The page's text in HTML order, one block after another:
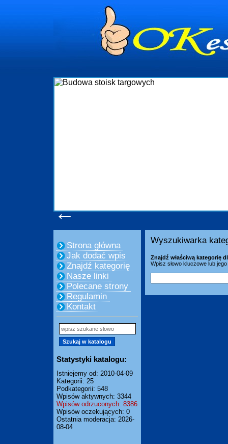
←
Strona główna
Jak dodać wpis
Znajdź kategorię
Nasze linki
Polecane strony
Regulamin
Kontakt
Statystyki katalogu:
Istniejemy od: 2010-04-09
Kategorii: 25
Podkategorii: 548
Wpisów aktywnych: 3344
Wpisów odrzuconych: 8386
Wpisów oczekujących: 0
Ostatnia moderacja: 2026-
08-04
Wyszukiwarka
Znajdź właściwą kategorię
Wpisz słowo kluczowe lub